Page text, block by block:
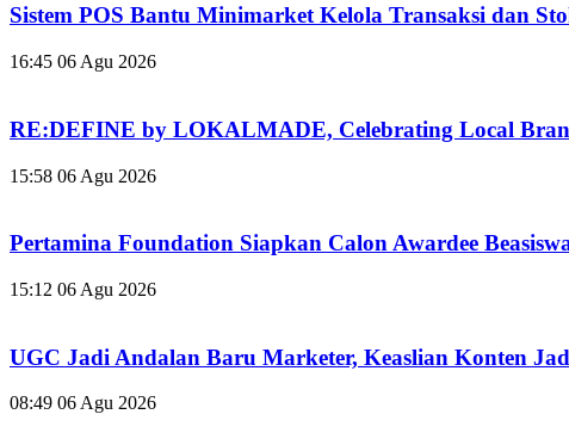
Sistem POS Bantu Minimarket Kelola Transaksi dan
16:45 06 Agu 2026
RE:DEFINE by LOKALMADE, Celebrating Local
15:58 06 Agu 2026
Pertamina Foundation Siapkan Calon Awardee
15:12 06 Agu 2026
UGC Jadi Andalan Baru Marketer, Keaslian Konten
08:49 06 Agu 2026